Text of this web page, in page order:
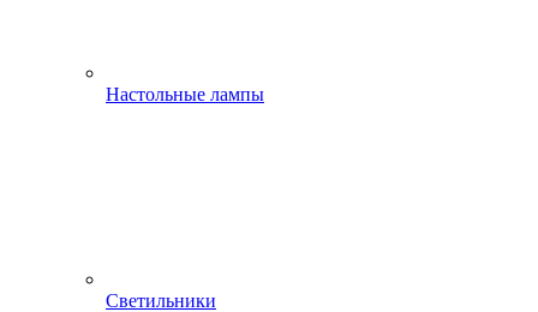
Настольные лампы
Светильники